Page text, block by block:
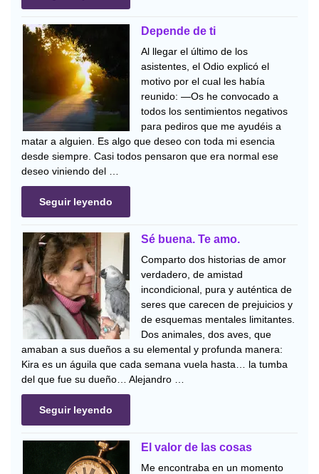
Depende de ti
Al llegar el último de los
asistentes, el Odio explicó el
motivo por el cual les había
reunido: —Os he convocado a
todos los sentimientos negativos
para pediros que me ayudéis a
matar a alguien. Es algo que deseo con toda mi esencia
desde siempre. Casi todos pensaron que era normal ese
deseo viniendo del …
Seguir leyendo
Sé buena. Te amo.
Comparto dos historias de amor
verdadero, de amistad
incondicional, pura y auténtica de
seres que carecen de prejuicios y
de esquemas mentales limitantes.
Dos animales, dos aves, que
amaban a sus dueños a su elemental y profunda manera:
Kira es un águila que cada semana vuela hasta… la tumba
del que fue su dueño… Alejandro …
Seguir leyendo
El valor de las cosas
Me encontraba en un momento